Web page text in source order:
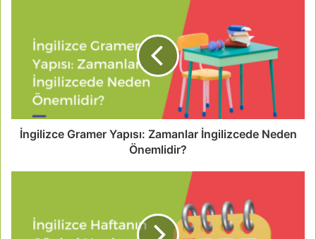
İngilizce Gramer Yapısı: Zamanlar İngilizcede Neden
Önemlidir?